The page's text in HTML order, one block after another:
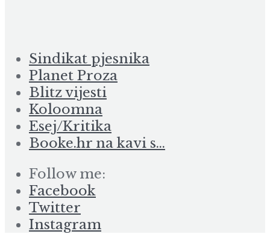
Sindikat pjesnika
Planet Proza
Blitz vijesti
Koloomna
Esej/Kritika
Booke.hr na kavi s…
Follow me:
Facebook
Twitter
Instagram